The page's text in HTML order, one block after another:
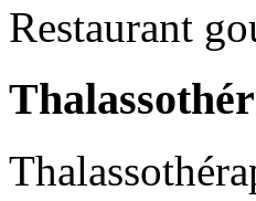
Restaurant